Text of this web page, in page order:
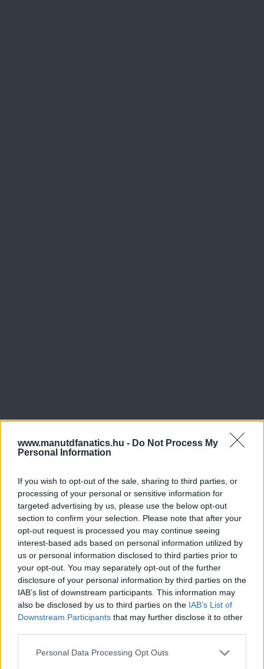
www.manutdfanatics.hu - Do Not Process My
Personal Information
If you wish to opt-out of the sale, sharing to third parties, or
processing of your personal or sensitive information for
targeted advertising by us, please use the below opt-out
section to confirm your selection. Please note that after your
opt-out request is processed you may continue seeing
interest-based ads based on personal information utilized by
us or personal information disclosed to third parties prior to
your opt-out. You may separately opt-out of the further
disclosure of your personal information by third parties on the
IAB’s list of downstream participants. This information may
also be disclosed by us to third parties on the IAB’s List of
Downstream Participants that may further disclose it to other
Please note that this website/app uses one or more Google
Personal Data Processing Opt Outs